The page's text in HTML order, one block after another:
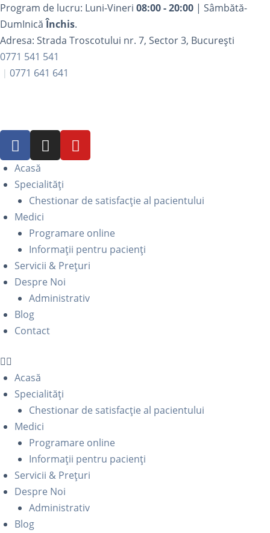
Program de lucru: Luni-Vineri 08:00 - 20:00 | Sâmbătă-
DumInicăÎnchis.
Adresa: Strada Troscotului nr. 7, Sector 3, București
0771 541 541
0771 641 641
Acasă
Specialități
Chestionar de satisfacție al pacientului
Medici
Programare online
Informații pentru pacienți
Servicii & Prețuri
Despre Noi
Administrativ
Blog
Contact
Acasă
Specialități
Chestionar de satisfacție al pacientului
Medici
Programare online
Informații pentru pacienți
Servicii & Prețuri
Despre Noi
Administrativ
Blog